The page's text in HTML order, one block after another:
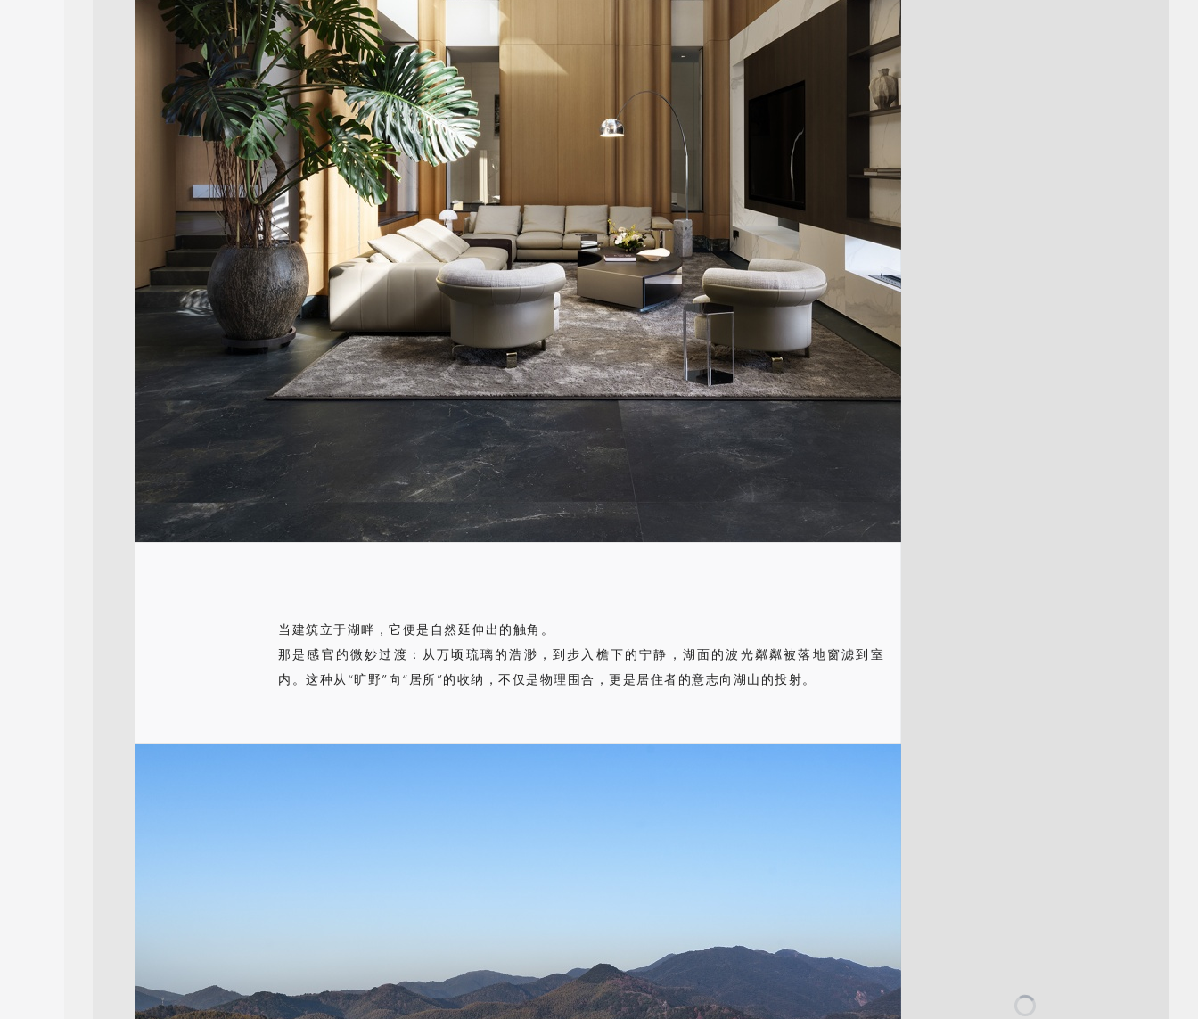
当建筑立于湖畔，它便是自然延伸出的触角。
那是感官的微妙过渡：从万顷琉璃的浩渺，到步入檐下的宁静，湖面的波光粼粼被落地窗滤到室
内。这种从“旷野”向“居所”的收纳，不仅是物理围合，更是居住者的意志向湖山的投射。